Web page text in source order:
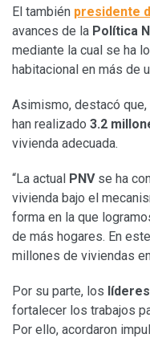
El también presidente
avances de la Política
mediante la cual se ha
habitacional en más de
Asimismo, destacó
han realizado 3.2
vivienda adecuada.
“La actual PNVse ha
vivienda bajo el
forma en la que
de más hogares. En
millones de viviendas
Por su parte, los
fortalecer los trabajos
Por ello, acordaron